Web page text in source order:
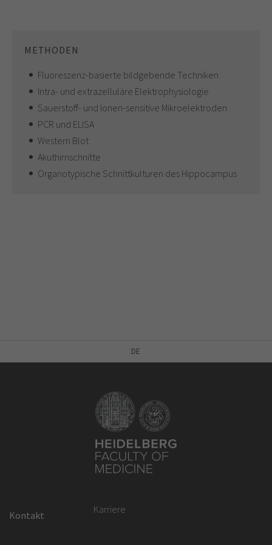
METHODEN
Fluoreszenz-basierte bildgebende Techniken
Intra- und extrazelluläre Elektrophysiologie
Sauerstoff- und Ionen-sensitive Mikroelektroden
PCR und ELISA
Western Blot
Akuthirnschnitte
Organotypische Schnittkulturen des Hippocampus
DE
Kontakt Karriere